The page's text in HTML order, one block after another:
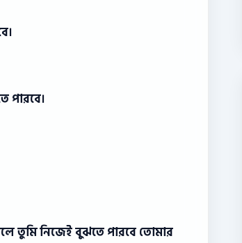
পারবে।
তুমি নিজেই বুঝতে পারবে তোমার